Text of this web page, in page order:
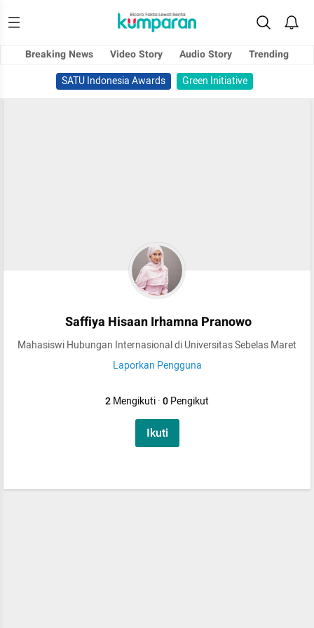
Breaking News Video Story Audio Story
Trending
SATU Indonesia Awards
Green Initiative
Saffiya Hisaan Irhamna Pranowo
Mahasiswi Hubungan Internasional di Universitas Sebelas Maret
Laporkan Pengguna
2Mengikuti·0Pengikut
Ikuti